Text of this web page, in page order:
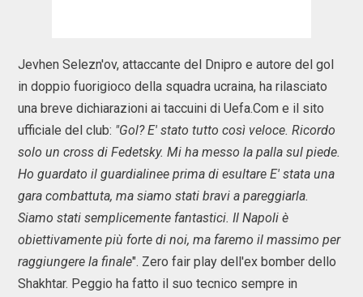
Jevhen Selezn'ov, attaccante del Dnipro e autore del gol
in doppio fuorigioco della squadra ucraina, ha rilasciato
una breve dichiarazioni ai taccuini di Uefa.Com e il sito
ufficiale del club: "Gol? E' stato tutto così veloce. Ricordo
solo un cross di Fedetsky. Mi ha messo la palla sul piede.
Ho guardato il guardialinee prima di esultare E' stata una
gara combattuta, ma siamo stati bravi a pareggiarla.
Siamo stati semplicemente fantastici. Il Napoli è
obiettivamente più forte di noi, ma faremo il massimo per
raggiungere la finale". Zero fair play dell'ex bomber dello
Shakhtar. Peggio ha fatto il suo tecnico sempre in